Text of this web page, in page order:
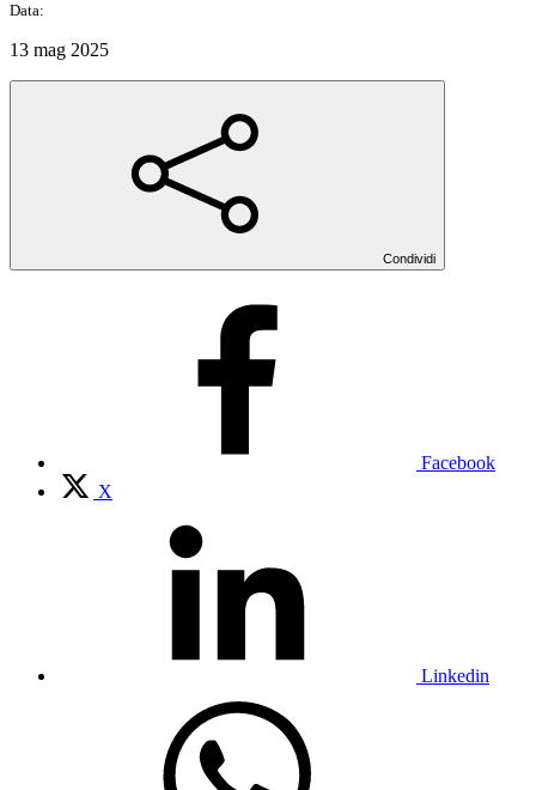
Data:
13 mag 2025
Condividi
Facebook
X
Linkedin